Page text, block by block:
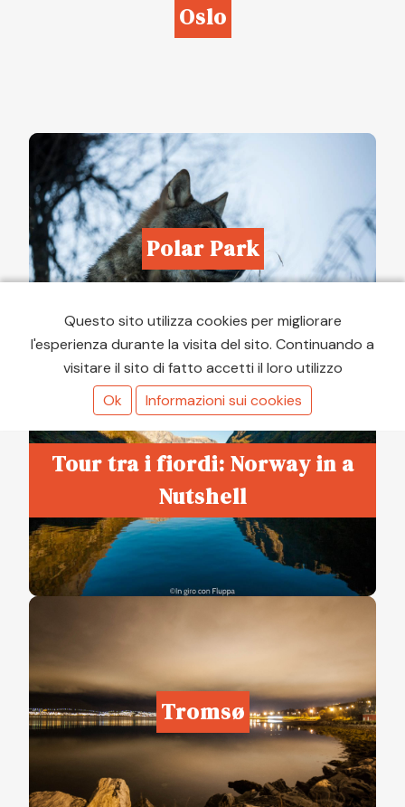
Oslo
Polar Park
Tour tra i fiordi: Norway in a
Nutshell
Tromsø
Questo sito utilizza cookies per migliorare
l'esperienza durante la visita del sito. Continuando a
visitare il sito di fatto accetti il loro utilizzo
Ok
Informazioni sui cookies